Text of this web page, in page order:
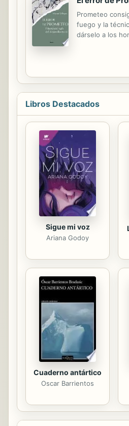
Prometeo
fuego y la
dárselo a los
regulación que
paz y armonía
semejantes.
Zeus -nos
error,
moral para el
función. Hoy
aparición de la
es el resultado
que sigue un
construcción a
diferentes
Libros Destacados
Sigue mi voz
Ariana Godoy
Cuaderno antártico
Oscar Barrientos